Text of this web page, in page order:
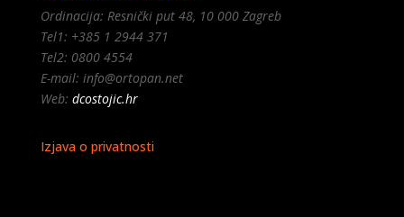
Ordinacija: Resnički put 48, 10 000 Zagreb
Tel1: +385 1 2944 371
Tel2: 0800 4554
E-mail: info@ortopan.net
Web: dcostojic.hr
Izjava o privatnosti